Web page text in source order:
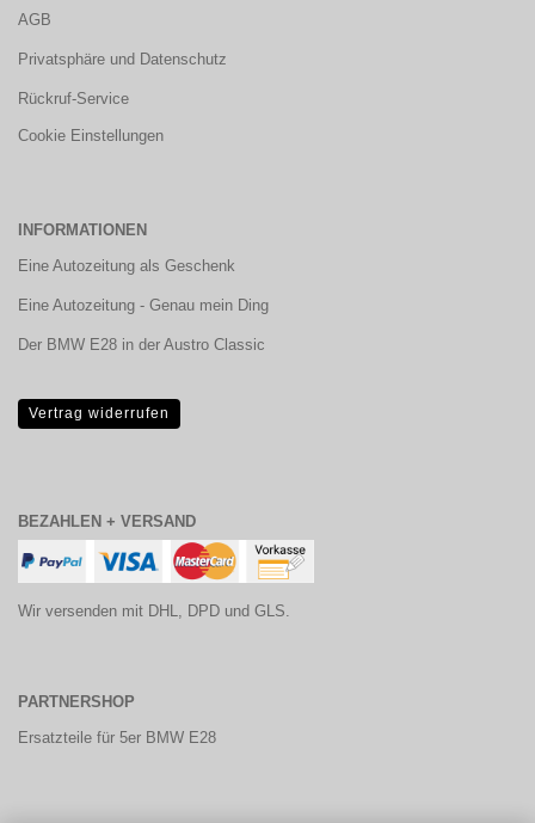
AGB
Privatsphäre und Datenschutz
Rückruf-Service
Cookie Einstellungen
INFORMATIONEN
Eine Autozeitung als Geschenk
Eine Autozeitung - Genau mein Ding
Der BMW E28 in der Austro Classic
Vertrag widerrufen
BEZAHLEN + VERSAND
Wir versenden mit DHL, DPD und GLS.
PARTNERSHOP
Ersatzteile für 5er BMW E28